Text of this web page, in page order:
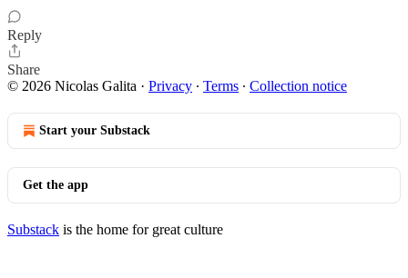
Reply
Share
© 2026 Nicolas Galita · Privacy ∙ Terms ∙ Collection notice
Start your Substack
Get the app
Substack is the home for great culture